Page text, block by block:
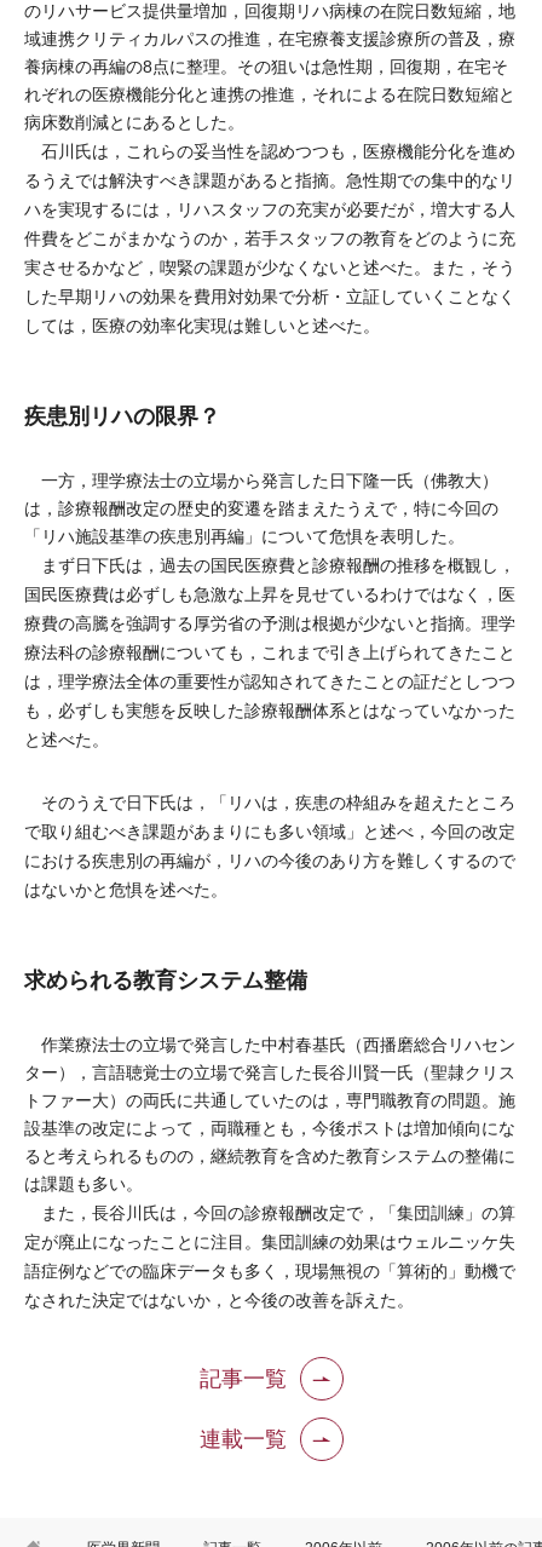
のリハサービス提供量増加，回復期リハ病棟の在院日数短縮，地
域連携クリティカルパスの推進，在宅療養支援診療所の普及，療
養病棟の再編の8点に整理。その狙いは急性期，回復期，在宅そ
れぞれの医療機能分化と連携の推進，それによる在院日数短縮と
病床数削減とにあるとした。
石川氏は，これらの妥当性を認めつつも，医療機能分化を進め
るうえでは解決すべき課題があると指摘。急性期での集中的なリ
ハを実現するには，リハスタッフの充実が必要だが，増大する人
件費をどこがまかなうのか，若手スタッフの教育をどのように充
実させるかなど，喫緊の課題が少なくないと述べた。また，そう
した早期リハの効果を費用対効果で分析・立証していくことなく
しては，医療の効率化実現は難しいと述べた。
疾患別リハの限界？
一方，理学療法士の立場から発言した日下隆一氏（佛教大）
は，診療報酬改定の歴史的変遷を踏まえたうえで，特に今回の
「リハ施設基準の疾患別再編」について危惧を表明した。
まず日下氏は，過去の国民医療費と診療報酬の推移を概観し，
国民医療費は必ずしも急激な上昇を見せているわけではなく，医
療費の高騰を強調する厚労省の予測は根拠が少ないと指摘。理学
療法科の診療報酬についても，これまで引き上げられてきたこと
は，理学療法全体の重要性が認知されてきたことの証だとしつつ
も，必ずしも実態を反映した診療報酬体系とはなっていなかった
と述べた。
そのうえで日下氏は，「リハは，疾患の枠組みを超えたところ
で取り組むべき課題があまりにも多い領域」と述べ，今回の改定
における疾患別の再編が，リハの今後のあり方を難しくするので
はないかと危惧を述べた。
求められる教育システム整備
作業療法士の立場で発言した中村春基氏（西播磨総合リハセン
ター），言語聴覚士の立場で発言した長谷川賢一氏（聖隷クリス
トファー大）の両氏に共通していたのは，専門職教育の問題。施
設基準の改定によって，両職種とも，今後ポストは増加傾向にな
ると考えられるものの，継続教育を含めた教育システムの整備に
は課題も多い。
また，長谷川氏は，今回の診療報酬改定で，「集団訓練」の算
定が廃止になったことに注目。集団訓練の効果はウェルニッケ失
語症例などでの臨床データも多く，現場無視の「算術的」動機で
なされた決定ではないか，と今後の改善を訴えた。
記事一覧
連載一覧